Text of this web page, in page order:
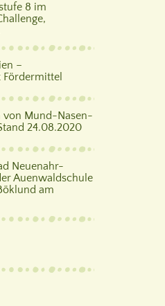
8 im
–
von Mund-Nasen-
24.08.2020
Neuenahr-
Auenwaldschule
am